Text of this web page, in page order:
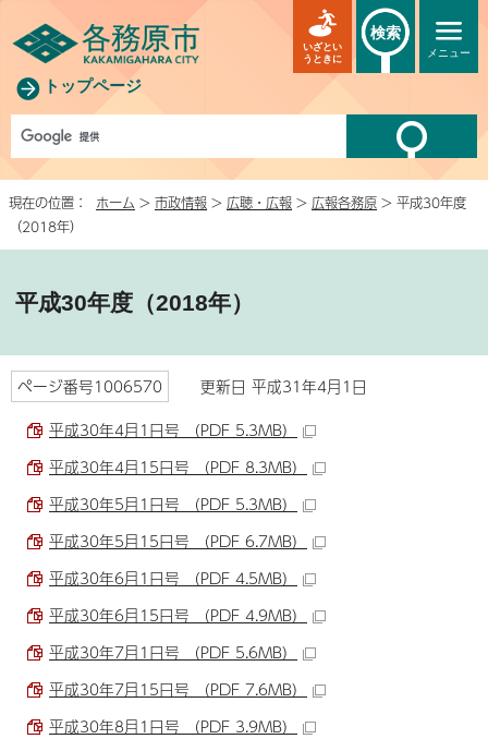
トップページ
メニュー
いざとい
うときに
検索
現在の位置： ホーム > 市政情報 > 広聴・広報 > 広報各務原 > 平成30年度
（2018年）
平成30年度（2018年）
ページ番号1006570
更新日 平成31年4月1日
平成30年4月1日号 （PDF 5.3MB）
平成30年4月15日号 （PDF 8.3MB）
平成30年5月1日号 （PDF 5.3MB）
平成30年5月15日号 （PDF 6.7MB）
平成30年6月1日号 （PDF 4.5MB）
平成30年6月15日号 （PDF 4.9MB）
平成30年7月1日号 （PDF 5.6MB）
平成30年7月15日号 （PDF 7.6MB）
平成30年8月1日号 （PDF 3.9MB）